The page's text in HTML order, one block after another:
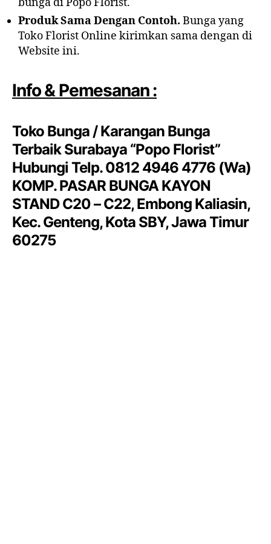
bunga di Popo Florist.
Produk Sama Dengan Contoh. Bunga yang
Toko Florist Online kirimkan sama dengan di
Website ini.
Info & Pemesanan :
Toko Bunga / Karangan Bunga
Terbaik Surabaya “Popo Florist”
Hubungi Telp. 0812 4946 4776 (Wa)
KOMP. PASAR BUNGA KAYON
STAND C20 – C22, Embong Kaliasin,
Kec. Genteng, Kota SBY, Jawa Timur
60275